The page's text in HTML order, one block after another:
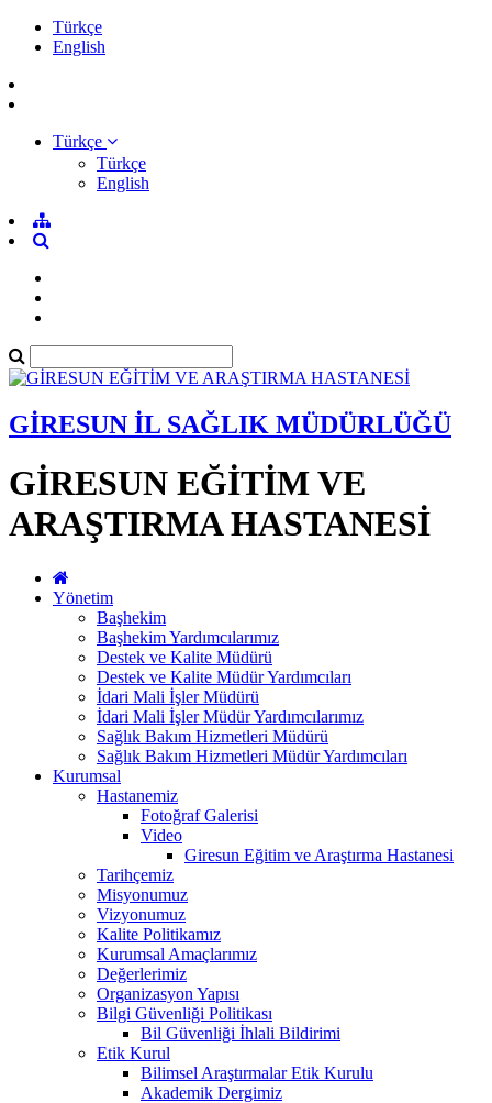
Türkçe
English
Türkçe
Türkçe
English
GİRESUN İL SAĞLIK MÜDÜRLÜĞÜ
GİRESUN EĞİTİM VE
ARAŞTIRMA HASTANESİ
Yönetim
Başhekim
Başhekim Yardımcılarımız
Destek ve Kalite Müdürü
Destek ve Kalite Müdür Yardımcıları
İdari Mali İşler Müdürü
İdari Mali İşler Müdür Yardımcılarımız
Sağlık Bakım Hizmetleri Müdürü
Sağlık Bakım Hizmetleri Müdür Yardımcıları
Kurumsal
Hastanemiz
Fotoğraf Galerisi
Video
Giresun Eğitim ve Araştırma Hastanesi
Tarihçemiz
Misyonumuz
Vizyonumuz
Kalite Politikamız
Kurumsal Amaçlarımız
Değerlerimiz
Organizasyon Yapısı
Bilgi Güvenliği Politikası
Bil Güvenliği İhlali Bildirimi
Etik Kurul
Bilimsel Araştırmalar Etik Kurulu
Akademik Dergimiz